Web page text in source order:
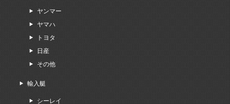
ヤンマー
ヤマハ
トヨタ
日産
その他
輸入艇
シーレイ